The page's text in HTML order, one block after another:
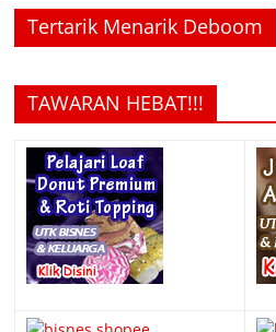
Tertarik Menarik Deboom
TAWARAN HEBAT!!!